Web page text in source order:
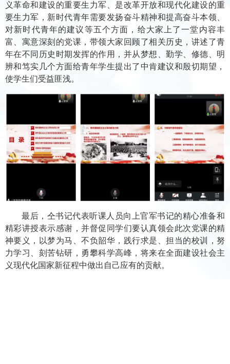
义革命和建设的重要生力军、是改革开放和现代化建设的重
要生力军，新时代青年需要发扬奋斗精神和提高奋斗本领、
对新时代青年的建议等五个方面，给大家上了一堂内容丰
富、寓意深刻的党课，带领大家回顾了相关历史，讲述了青
年在不同历史时期发挥的作用，并从梦想、勤学、修德、明
辨和笃实几个方面给青年学生提出了中肯建议和殷切期望，
使学生们受益匪浅。
最后，仝书记代表听课人员向上官军书记的精心准备和
精彩讲授表示感谢，并督促同学们要认真领会此次党课的精
神要义，以梦为马、不负韶华，践行求是、担当的校训，努
力学习、刻苦钻研，勇攀科学高峰，将来在全面建设社会主
义现代化国家新征程中做出自己应有的贡献。